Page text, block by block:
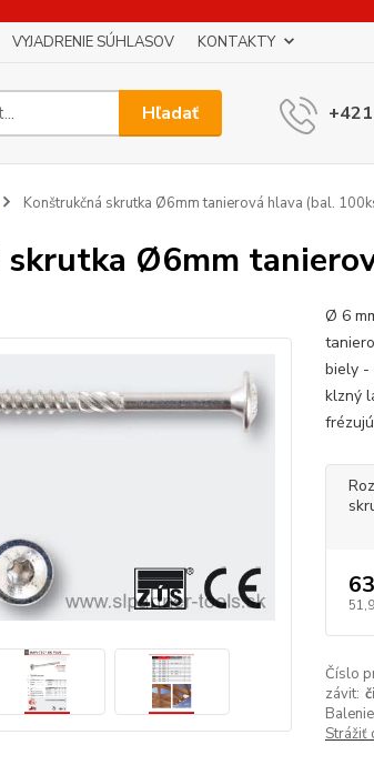
VYJADRENIE SÚHLASOV KONTAKTY
Hľadať
Konštrukčná skrutka Ø6mm tanierová hlava (bal.
Ø6mm
Ø 6
biely -
klzný
Číslo
závit:
Strážiť